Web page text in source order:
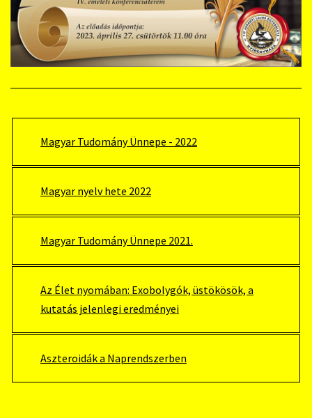
Magyar Tudomány Ünnepe - 2022
Magyar nyelv hete 2022
Magyar Tudomány Ünnepe 2021.
Az Élet nyomában: Exobolygók, üstökösök, a
kutatás jelenlegi eredményei
Aszteroidák a Naprendszerben